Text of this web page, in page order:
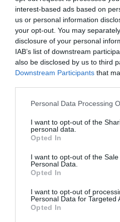
interest-based ads based on
us or personal information
your opt-out. You may
disclosure of your personal
IAB’s list of downstream
also be disclosed by us to third
Downstream Participants that
Personal Data Processing
I want to opt-out of the
personal data.
Opted In
I want to opt-out of the
Personal Data.
Opted In
I want to opt-out of
Personal Data for Targeted
Opted In
Cargar más
ZAS DESDE 1999
Casi 3 décadas vistiendo
auténticas traídas
4,7/5 ·